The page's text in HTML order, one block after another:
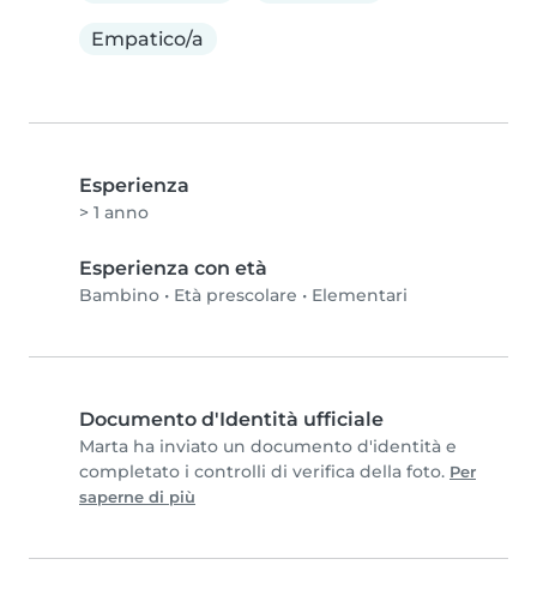
Empatico/a
Esperienza
> 1 anno
Esperienza con età
Bambino • Età prescolare • Elementari
Documento d'Identità ufficiale
Marta ha inviato un documento d'identità e
completato i controlli di verifica della foto. Per
saperne di più